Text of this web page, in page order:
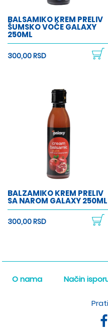
BALSAMIKO KREM PRELIV
ŠUMSKO VOĆE GALAXY
250ML
300,00 RSD
BALZAMIKO KREM PRELIV
SA NAROM GALAXY 250ML
300,00 RSD
O nama Način